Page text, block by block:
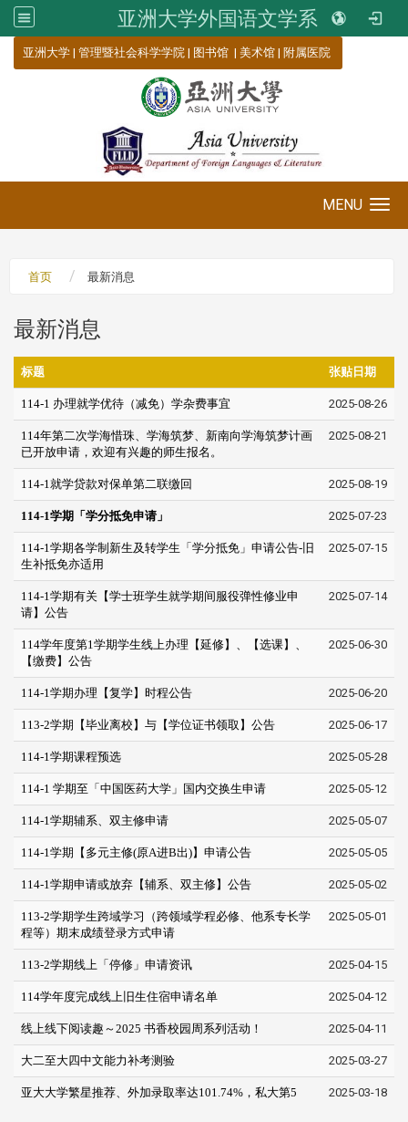
亚洲大学外国语文学系
亚洲大学 | 管理暨社会科学学院 | 图书馆 | 美术馆 | 附属医院
MENU
首页 最新消息
最新消息
标题 张贴日期
114-1 办理就学优待（减免）学杂费事宜 2025-08-26
114年第二次学海惜珠、学海筑梦、新南向学海筑梦计画
已开放申请，欢迎有兴趣的师生报名。
2025-08-21
114-1就学贷款对保单第二联缴回 2025-08-19
114-1学期「学分抵免申请」 2025-07-23
114-1学期各学制新生及转学生「学分抵免」申请公告-旧
生补抵免亦适用
2025-07-15
114-1学期有关【学士班学生就学期间服役弹性修业申
请】公告
2025-07-14
114学年度第1学期学生线上办理【延修】、【选课】、
【缴费】公告
2025-06-30
114-1学期办理【复学】时程公告 2025-06-20
113-2学期【毕业离校】与【学位证书领取】公告 2025-06-17
114-1学期课程预选 2025-05-28
114-1 学期至「中国医药大学」国内交换生申请 2025-05-12
114-1学期辅系、双主修申请 2025-05-07
114-1学期【多元主修(原A进B出)】申请公告 2025-05-05
114-1学期申请或放弃【辅系、双主修】公告 2025-05-02
113-2学期学生跨域学习（跨领域学程必修、他系专长学
程等）期末成绩登录方式申请
2025-05-01
113-2学期线上「停修」申请资讯 2025-04-15
114学年度完成线上旧生住宿申请名单 2025-04-12
线上线下阅读趣～2025 书香校园周系列活动！ 2025-04-11
大二至大四中文能力补考测验 2025-03-27
亚大大学繁星推荐、外加录取率达101.74%，私大第5 2025-03-18